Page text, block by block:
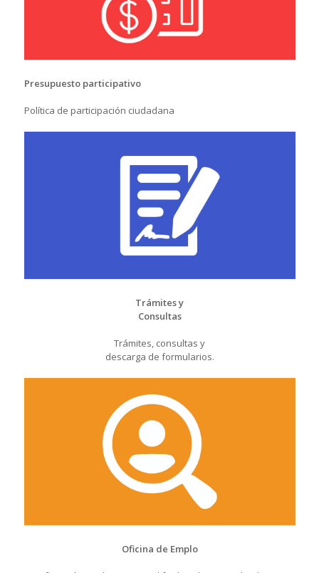
Presupuesto participativo
Política de participación ciudadana
Trámites y
Consultas
Trámites, consultas y
descarga de formularios.
Oficina de Emplo